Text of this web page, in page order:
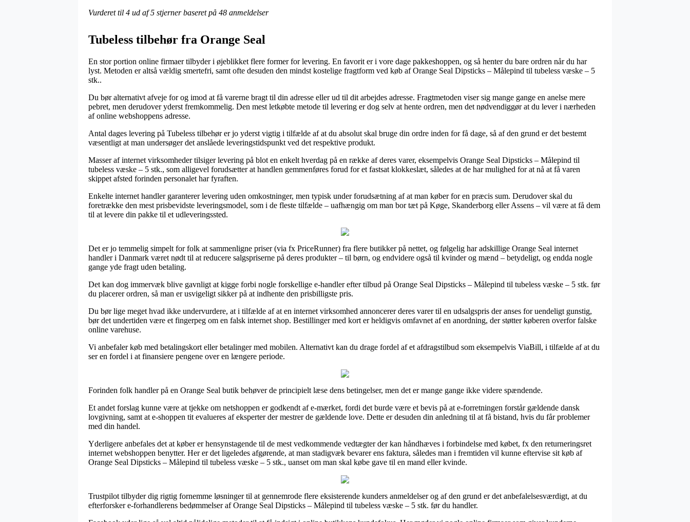
Vurderet til 4 ud af 5 stjerner baseret på 48 anmeldelser
Tubeless tilbehør fra Orange Seal
En stor portion online firmaer tilbyder i øjeblikket flere former for levering. En favorit er i vore dage pakkeshoppen, og så henter du bare ordren når du har
lyst. Metoden er altså vældig smertefri, samt ofte desuden den mindst kostelige fragtform ved køb af Orange Seal Dipsticks – Målepind til tubeless væske – 5
stk..
Du bør alternativt afveje for og imod at få varerne bragt til din adresse eller ud til dit arbejdes adresse. Fragtmetoden viser sig mange gange en anelse mere
pebret, men derudover yderst fremkommelig. Den mest letkøbte metode til levering er dog selv at hente ordren, men det nødvendiggør at du lever i nærheden
af online webshoppens adresse.
Antal dages levering på Tubeless tilbehør er jo yderst vigtig i tilfælde af at du absolut skal bruge din ordre inden for få dage, så af den grund er det bestemt
væsentligt at man undersøger det anslåede leveringstidspunkt ved det respektive produkt.
Masser af internet virksomheder tilsiger levering på blot en enkelt hverdag på en række af deres varer, eksempelvis Orange Seal Dipsticks – Målepind til
tubeless væske – 5 stk., som alligevel forudsætter at handlen gemmenføres forud for et fastsat klokkeslæt, således at de har mulighed for at nå at få varen
skippet afsted forinden personalet har fyraften.
Enkelte internet handler garanterer levering uden omkostninger, men typisk under forudsætning af at man køber for en præcis sum. Derudover skal du
foretrække den mest prisbevidste leveringsmodel, som i de fleste tilfælde – uafhængig om man bor tæt på Køge, Skanderborg eller Assens – vil være at få dem
til at levere din pakke til et udleveringssted.
Det er jo temmelig simpelt for folk at sammenligne priser (via fx PriceRunner) fra flere butikker på nettet, og følgelig har adskillige Orange Seal internet
handler i Danmark været nødt til at reducere salgspriserne på deres produkter – til børn, og endvidere også til kvinder og mænd – betydeligt, og endda nogle
gange yde fragt uden betaling.
Det kan dog immervæk blive gavnligt at kigge forbi nogle forskellige e-handler efter tilbud på Orange Seal Dipsticks – Målepind til tubeless væske – 5 stk. før
du placerer ordren, så man er usvigeligt sikker på at indhente den prisbilligste pris.
Du bør lige meget hvad ikke undervurdere, at i tilfælde af at en internet virksomhed annoncerer deres varer til en udsalgspris der anses for uendeligt gunstig,
bør det undertiden være et fingerpeg om en falsk internet shop. Bestillinger med kort er heldigvis omfavnet af en anordning, der støtter køberen overfor falske
online varehuse.
Vi anbefaler køb med betalingskort eller betalinger med mobilen. Alternativt kan du drage fordel af et afdragstilbud som eksempelvis ViaBill, i tilfælde af at du
ser en fordel i at finansiere pengene over en længere periode.
Forinden folk handler på en Orange Seal butik behøver de principielt læse dens betingelser, men det er mange gange ikke videre spændende.
Et andet forslag kunne være at tjekke om netshoppen er godkendt af e-mærket, fordi det burde være et bevis på at e-forretningen forstår gældende dansk
lovgivning, samt at e-shoppen tit evalueres af eksperter der mestrer de gældende love. Dette er desuden din anledning til at få bistand, hvis du får problemer
med din handel.
Yderligere anbefales det at køber er hensynstagende til de mest vedkommende vedtægter der kan håndhæves i forbindelse med købet, fx den returneringsret
internet webshoppen benytter. Her er det ligeledes afgørende, at man stadigvæk bevarer ens faktura, således man i fremtiden vil kunne eftervise sit køb af
Orange Seal Dipsticks – Målepind til tubeless væske – 5 stk., uanset om man skal købe gave til en mand eller kvinde.
Trustpilot tilbyder dig rigtig fornemme løsninger til at gennemrode flere eksisterende kunders anmeldelser og af den grund er det anbefalelsesværdigt, at du
efterforsker e-forhandlerens bedømmelser af Orange Seal Dipsticks – Målepind til tubeless væske – 5 stk. før du handler.